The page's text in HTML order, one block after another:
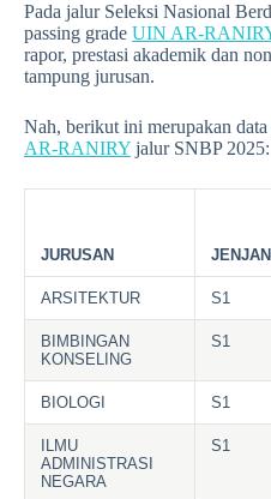
Pada jalur Seleksi Nasional
passing grade UIN AR-
rapor, prestasi akademik dan
tampung jurusan.
Nah, berikut ini merupakan
AR-RANIRY jalur SNBP 2025:
JURUSAN
ARSITEKTUR S1
BIMBINGAN
KONSELING
S1
BIOLOGI S1
ILMU
ADMINISTRASI
NEGARA
S1